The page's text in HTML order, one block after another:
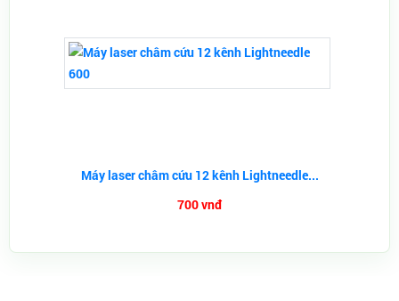
Máy laser châm cứu 12 kênh Lightneedle...
700 vnđ